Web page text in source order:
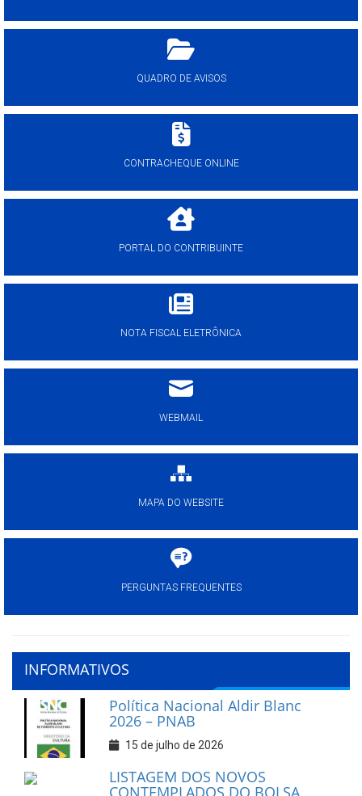
QUADRO DE AVISOS
CONTRACHEQUE ONLINE
PORTAL DO CONTRIBUINTE
NOTA FISCAL ELETRÔNICA
WEBMAIL
MAPA DO WEBSITE
PERGUNTAS FREQUENTES
INFORMATIVOS
Política Nacional Aldir Blanc
2026 – PNAB
15 de julho de 2026
LISTAGEM DOS NOVOS
CONTEMPLADOS DO BOLSA